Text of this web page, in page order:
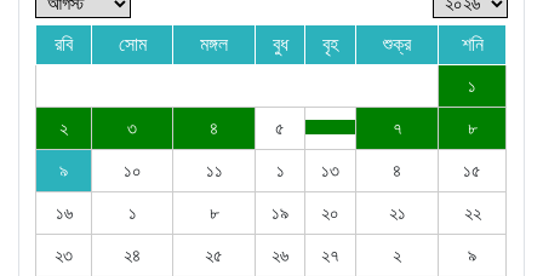
রবি সোম মঙ্গল বুধ বৃহ শুক্র
শনি
১
২ ৩ ৪ ৫ ৭ ৮
৯ ১০ ১১ ১ ১৩ ৪ ১৫
১৬ ১ ৮ ১৯ ২০ ২১ ২২
২৩ ২৪ ২৫ ২৬ ২৭ ২ ৯